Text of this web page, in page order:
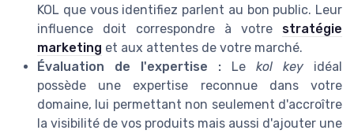
KOL que vous identifiez parlent au bon public. Leur
influence doit correspondre à votre stratégie
marketing et aux attentes de votre marché.
Évaluation de l'expertise : Le kol key idéal
possède une expertise reconnue dans votre
domaine, lui permettant non seulement d'accroître
la visibilité de vos produits mais aussi d'ajouter une